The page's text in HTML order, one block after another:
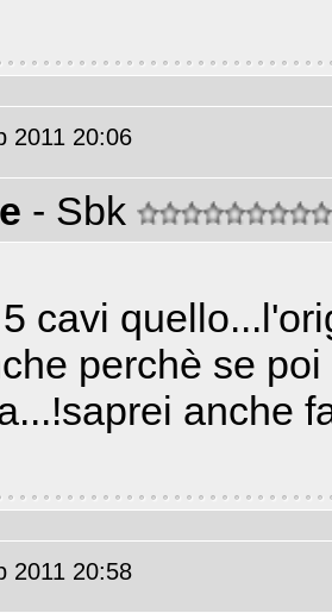
2011 20:06
- Sbk
cavi
perchè se
anche
2011 20:58